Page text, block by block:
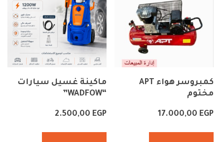
كمبروسر هواء APT
مختوم
17.000,00 EGP
ماكينة غسيل سيارات
“WADFOW”
2.500,00 EGP